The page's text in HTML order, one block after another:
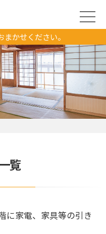
かせください。
覧
に家電、家具等の引き